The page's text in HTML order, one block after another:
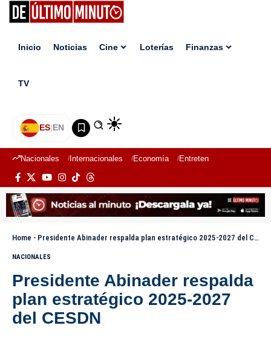
Inicio Noticias Cine Loterías Finanzas
TV
ES|EN
Nacionales Internacionales Economía Entretenimiento
Home - Presidente Abinader respalda plan estratégico 2025-2027 del CESDN
NACIONALES
Presidente Abinader respalda
plan estratégico 2025-2027
del CESDN